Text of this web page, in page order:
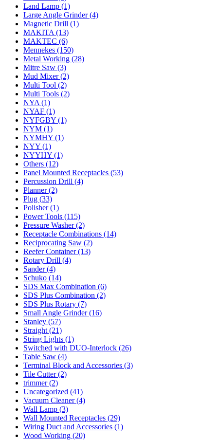
Land Lamp (1)
Large Angle Grinder (4)
Magnetic Drill (1)
MAKITA (13)
MAKTEC (6)
Mennekes (150)
Metal Working (28)
Mitre Saw (3)
Mud Mixer (2)
Multi Tool (2)
Multi Tools (2)
NYA (1)
NYAF (1)
NYFGBY (1)
NYM (1)
NYMHY (1)
NYY (1)
NYYHY (1)
Others (12)
Panel Mounted Receptacles (53)
Percussion Drill (4)
Planner (2)
Plug (33)
Polisher (1)
Power Tools (115)
Pressure Washer (2)
Receptacle Combinations (14)
Reciprocating Saw (2)
Reefer Container (13)
Rotary Drill (4)
Sander (4)
Schuko (14)
SDS Max Combination (6)
SDS Plus Combination (2)
SDS Plus Rotary (7)
Small Angle Grinder (16)
Stanley (57)
Straight (21)
String Lights (1)
Switched with DUO-Interlock (26)
Table Saw (4)
Terminal Block and Accessories (3)
Tile Cutter (2)
trimmer (2)
Uncategorized (41)
Vacuum Cleaner (4)
Wall Lamp (3)
Wall Mounted Receptacles (29)
Wiring Duct and Accessories (1)
Wood Working (20)